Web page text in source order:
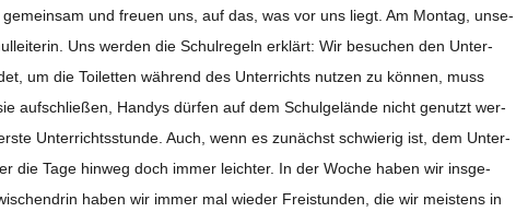
und freuen uns, auf das, was vor uns liegt. Am Mon­tag, unse­
Uns wer­den die Schul­re­geln erklärt: Wir besu­chen den Unter­
um die Toi­let­ten wäh­rend des Unter­richts nut­zen zu kön­nen, muss
auf­schlie­ßen, Han­dys dür­fen auf dem Schul­ge­lände nicht genutzt wer­
Unter­richts­stunde. Auch, wenn es zunächst schwie­rig ist, dem Unter­
die Tage hin­weg doch immer leich­ter. In der Woche haben wir ins­ge­
haben wir immer mal wie­der Frei­stun­den, die wir meis­tens in